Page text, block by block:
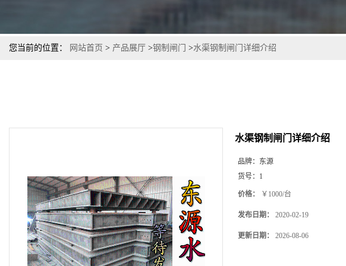
您当前的位置： 网站首页 > 产品展厅 >钢制闸门 >水渠钢制闸门详细介绍
水渠钢制闸门详细介绍
品牌： 东源
货号： 1
价格： ￥1000/台
发布日期： 2020-02-19
更新日期： 2026-08-06